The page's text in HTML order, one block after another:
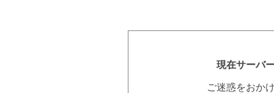
現在サーバ
ご迷惑をおか